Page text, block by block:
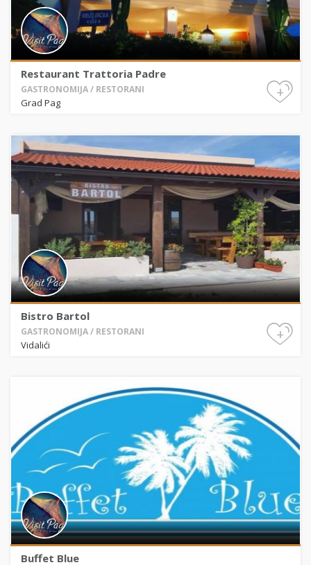
Restaurant Trattoria Padre
GASTRONOMIJA / RESTORANI
Grad Pag
+
Bistro Bartol
GASTRONOMIJA / RESTORANI
Vidalići
+
Buffet Blue